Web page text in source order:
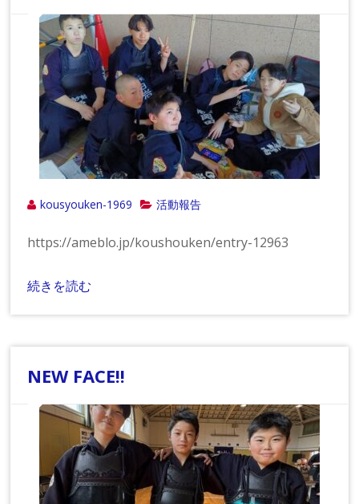
kousyouken-1969 活動報告
https://ameblo.jp/koushouken/entry-12963
続きを読む
NEW FACE!!